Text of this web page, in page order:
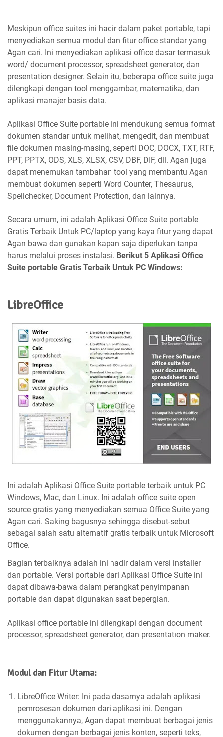
Meskipun office suites ini hadir dalam paket portable, tapi
menyediakan semua modul dan fitur office standar yang
Agan cari. Ini menyediakan aplikasi office dasar termasuk
word/ document processor, spreadsheet generator, dan
presentation designer. Selain itu, beberapa office suite juga
dilengkapi dengan tool menggambar, matematika, dan
aplikasi manajer basis data.
Aplikasi Office Suite portable ini mendukung semua format
dokumen standar untuk melihat, mengedit, dan membuat
file dokumen masing-masing, seperti DOC, DOCX, TXT, RTF,
PPT, PPTX, ODS, XLS, XLSX, CSV, DBF, DIF, dll. Agan juga
dapat menemukan tambahan tool yang membantu Agan
membuat dokumen seperti Word Counter, Thesaurus,
Spellchecker, Document Protection, dan lainnya.
Secara umum, ini adalah Aplikasi Office Suite portable
Gratis Terbaik Untuk PC/laptop yang kaya fitur yang dapat
Agan bawa dan gunakan kapan saja diperlukan tanpa
harus melalui proses instalasi. Berikut 5 Aplikasi Office
Suite portable Gratis Terbaik Untuk PC Windows:
LibreOffice
Ini adalah Aplikasi Office Suite portable terbaik untuk PC
Windows, Mac, dan Linux. Ini adalah office suite open
source gratis yang menyediakan semua Office Suite yang
Agan cari. Saking bagusnya sehingga disebut-sebut
sebagai salah satu alternatif gratis terbaik untuk Microsoft
Office.
Bagian terbaiknya adalah ini hadir dalam versi installer
dan portable. Versi portable dari Aplikasi Office Suite ini
dapat dibawa-bawa dalam perangkat penyimpanan
portable dan dapat digunakan saat bepergian.
Aplikasi office portable ini dilengkapi dengan document
processor, spreadsheet generator, dan presentation maker.
Modul dan Fitur Utama:
LibreOffice Writer: Ini pada dasarnya adalah aplikasi
pemrosesan dokumen dari aplikasi ini. Dengan
menggunakannya, Agan dapat membuat berbagai jenis
dokumen dengan berbagai jenis konten, seperti teks,